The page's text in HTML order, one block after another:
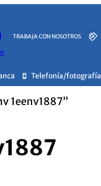
TRABAJA CON NOSOTROS
Telefonía/fotografía
1eenv1887”